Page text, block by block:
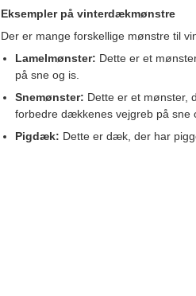
Eksempler på vinterdækmønstre
Der er mange forskellige mønstre til
Lamelmønster: Dette er et
på sne og is.
Snemønster: Dette er et mønster,
forbedre dækkenes vejgreb på sne
Pigdæk: Dette er dæk, der har